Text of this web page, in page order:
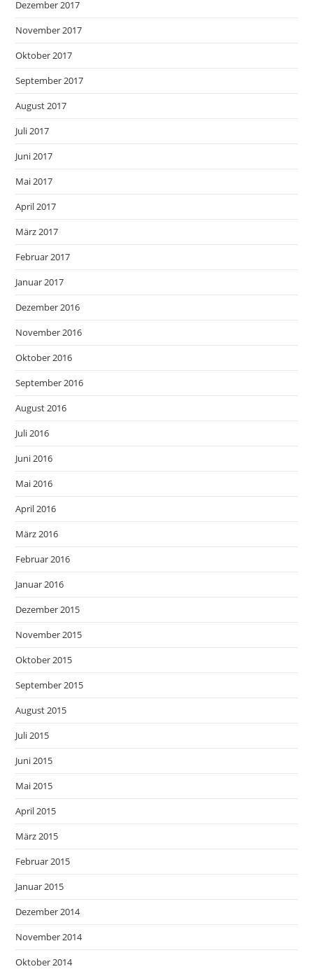
Dezember 2017
November 2017
Oktober 2017
September 2017
August 2017
Juli 2017
Juni 2017
Mai 2017
April 2017
März 2017
Februar 2017
Januar 2017
Dezember 2016
November 2016
Oktober 2016
September 2016
August 2016
Juli 2016
Juni 2016
Mai 2016
April 2016
März 2016
Februar 2016
Januar 2016
Dezember 2015
November 2015
Oktober 2015
September 2015
August 2015
Juli 2015
Juni 2015
Mai 2015
April 2015
März 2015
Februar 2015
Januar 2015
Dezember 2014
November 2014
Oktober 2014